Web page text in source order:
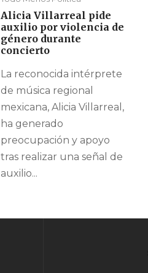
Alicia Villarreal pide
auxilio por violencia de
género durante
concierto
La reconocida intérprete
de música regional
mexicana, Alicia Villarreal,
ha generado
preocupación y apoyo
tras realizar una señal de
auxilio...